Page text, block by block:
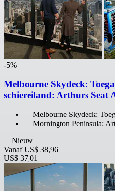
-5%
Melbourne Skydeck:
schiereiland: Arthurs Seat
Melbourne Skydeck:
Mornington Peninsula:
Nieuw
Vanaf US$ 38,96
US$ 37,01